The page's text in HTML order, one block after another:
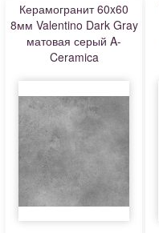
Керамогранит 60x60
8мм Valentino Dark Gray
матовая серый A-
Ceramica